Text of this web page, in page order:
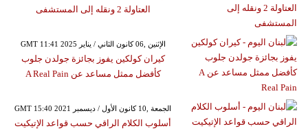
العتاولة 2 ونقله إلى المستشفى
GMT 11:41 2025 الإثنين ,06 كانون الثاني / يناير
كيران كولكين يفوز بجائزة جولدن جلوب
كأفضل ممثل مساعد عن A Real Pain
GMT 15:40 2021 الجمعة ,10 كانون الأول / ديسمبر
أسلوب الكلام الراقي حسب قواعد الإتيكيت